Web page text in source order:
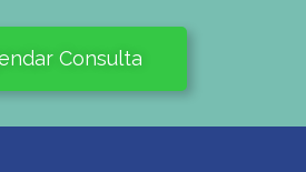
Consulta